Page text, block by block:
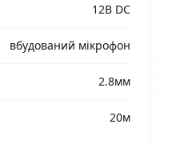
12В DC
вбудований мікрофон
2.8мм
20м